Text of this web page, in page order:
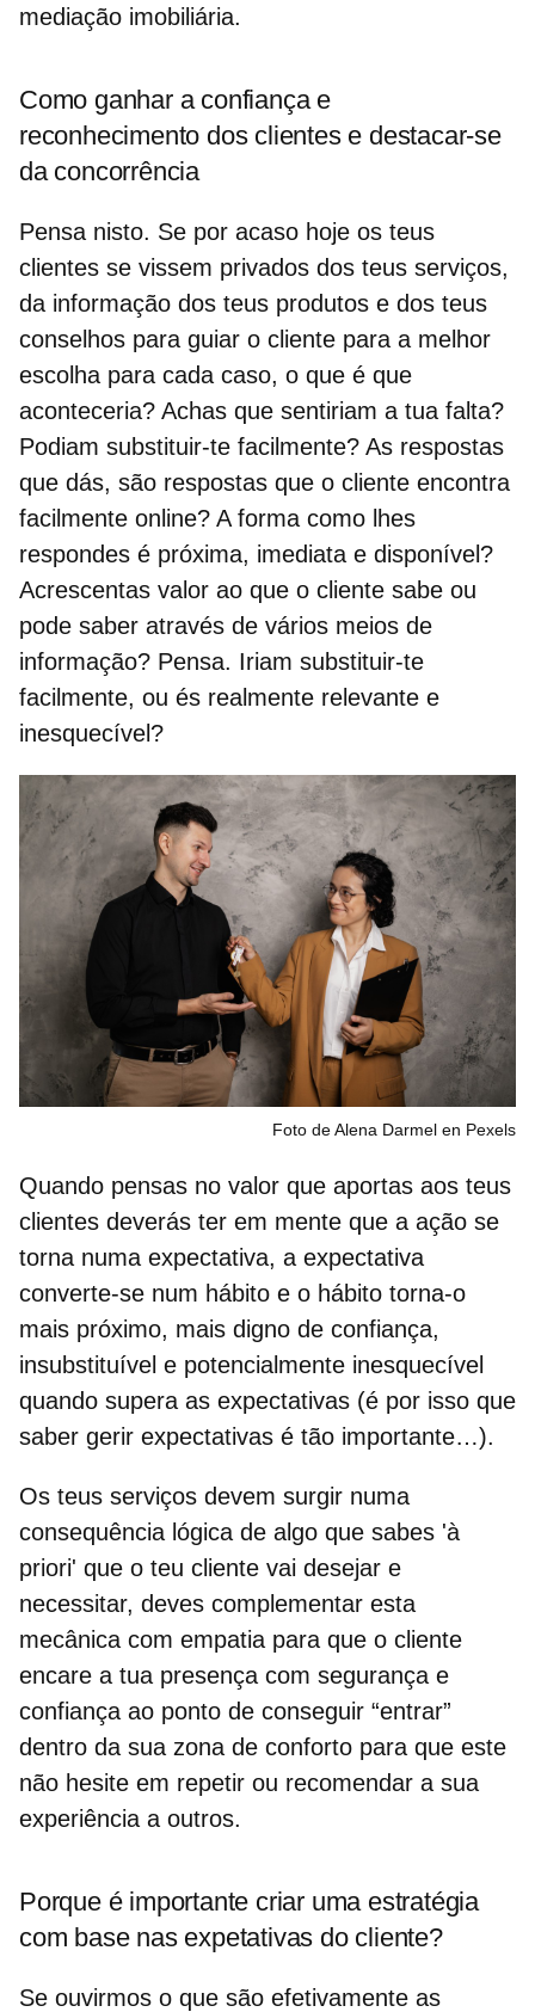
mediação imobiliária.
Como ganhar a confiança e
reconhecimento dos clientes e destacar-se
da concorrência
Pensa nisto. Se por acaso hoje os teus
clientes se vissem privados dos teus serviços,
da informação dos teus produtos e dos teus
conselhos para guiar o cliente para a melhor
escolha para cada caso, o que é que
aconteceria? Achas que sentiriam a tua falta?
Podiam substituir-te facilmente? As respostas
que dás, são respostas que o cliente encontra
facilmente online? A forma como lhes
respondes é próxima, imediata e disponível?
Acrescentas valor ao que o cliente sabe ou
pode saber através de vários meios de
informação? Pensa. Iriam substituir-te
facilmente, ou és realmente relevante e
inesquecível ?
Foto de Alena Darmel en Pexels
Quando pensas no valor que aportas aos teus
clientes deverás ter em mente que a ação se
torna numa expectativa, a expectativa
converte-se num hábito e o hábito torna-o
mais próximo, mais digno de confiança,
insubstituível e potencialmente inesquecível
quando supera as expectativas (é por isso que
saber gerir expectativas é tão importante…).
Os teus serviços devem surgir numa
consequência lógica de algo que sabes 'à
priori' que o teu cliente vai desejar e
necessitar, deves complementar esta
mecânica com empatia para que o cliente
encare a tua presença com segurança e
confiança ao ponto de conseguir “entrar”
dentro da sua zona de conforto para que este
não hesite em repetir ou recomendar a sua
experiência a outros.
Porque é importante criar uma estratégia
com base nas expetativas do cliente?
Se ouvirmos o que são efetivamente as